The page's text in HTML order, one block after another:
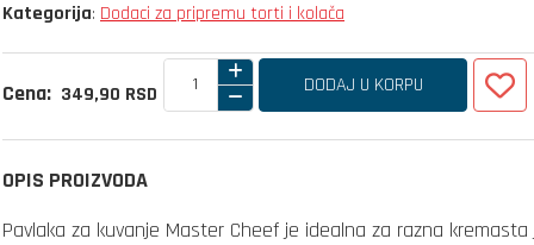
Kategorija: Dodaci za pripremu torti i kolača
Cena: 349,90 RSD DODAJ U KORPU
OPIS PROIZVODA
Pavlaka za kuvanje Master Cheef je idealna za razna kremasta